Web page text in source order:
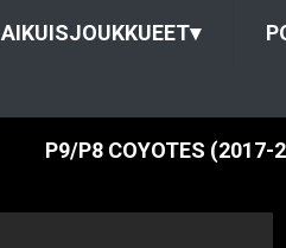
AIKUISJOUKKUEET▾
P9/P8 COYOTES (2017-